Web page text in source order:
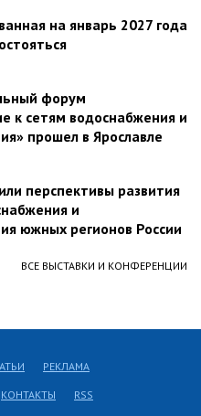
на январь 2027 года
форум
к сетям водоснабжения и
прошел в Ярославле
перспективы развития
и
южных регионов России
ВСЕ ВЫСТАВКИ И КОНФЕРЕНЦИИ
РЕКЛАМА
КОНТАКТЫ RSS